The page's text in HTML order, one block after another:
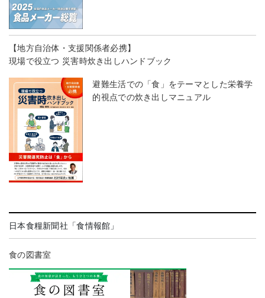
【地方自治体・支援関係者必携】
現場で役立つ 災害時炊き出しハンドブック
避難生活での「食」をテーマとした栄養学
的視点での炊き出しマニュアル
日本食糧新聞社「食情報館」
食の図書室